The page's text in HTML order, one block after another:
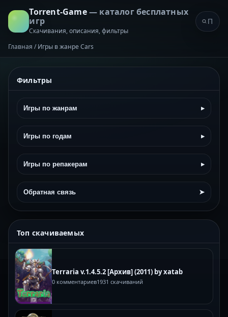
Torrent-Game— каталог бесплатных
игр
Скачивания, описания, фильтры
Главная / Игры в жанре Cars
Фильтры
Игры по жанрам ▸
Игры по годам ▸
Игры по репакерам ▸
Обратная связь ➤
Топ скачиваемых
Terraria v.1.4.5.2 [Архив] (2011) by xatab
0 комментариев1931 скачиваний